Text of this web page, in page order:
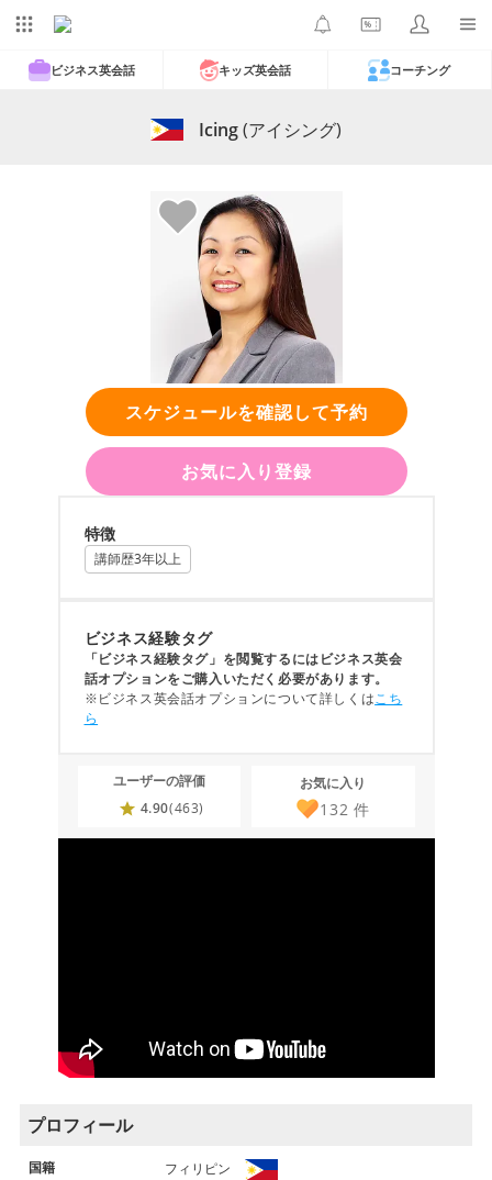
ビジネス英会話 キッズ英会話 コーチング
Icing(アイシング)
スケジュールを確認して予約
お気に入り登録
特徴
講師歴3年以上
ビジネス経験タグ
「ビジネス経験タグ」を閲覧するにはビジネス英会
話オプションをご購入いただく必要があります。
※ビジネス英会話オプションについて詳しくはこち
ら
ユーザーの評価
4.90(463)
お気に入り
132 件
プロフィール
国籍 フィリピン